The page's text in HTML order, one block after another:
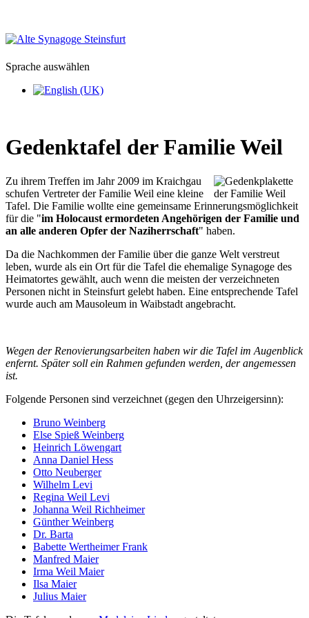
Sprache auswählen
Gedenktafel der Familie Weil
Zu ihrem Treffen im Jahr 2009 im Kraichgau
schufen Vertreter der Familie Weil eine kleine
Tafel. Die Familie wollte eine gemeinsame Erinnerungsmöglichkeit
für die
im Holocaust ermordeten Angehörigen der Familie und
an alle anderen Opfer der Naziherrschaft
haben.
Da die Nachkommen der Familie über die ganze Welt verstreut
leben, wurde als ein Ort für die Tafel die ehemalige Synagoge des
Heimatortes gewählt, auch wenn die meisten der verzeichneten
Personen nicht in Steinsfurt gelebt haben. Eine entsprechende Tafel
wurde auch am Mausoleum in Waibstadt angebracht.
Wegen der Renovierungsarbeiten haben wir die Tafel im Augenblick
enfernt. Später soll ein Rahmen gefunden werden, der angemessen
ist.
Folgende Personen sind verzeichnet (gegen den Uhrzeigersinn):
Bruno Weinberg
Else Spieß Weinberg
Heinrich Löwengart
Anna Daniel Hess
Otto Neuberger
Wilhelm Levi
Regina Weil Levi
Johanna Weil Richheimer
Günther Weinberg
Dr. Barta
Babette Wertheimer Frank
Manfred Maier
Irma Weil Maier
Ilsa Maier
Julius Maier